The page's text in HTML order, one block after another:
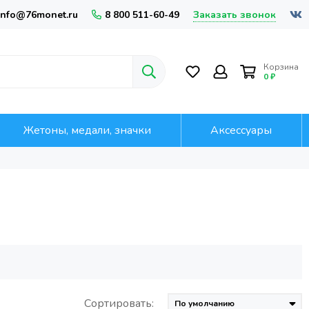
8 800 511-60-49 Заказать звонок
Корзина
0 ₽
Жетоны, медали, значки Аксессуары
Сортировать: